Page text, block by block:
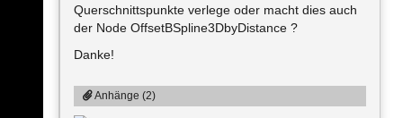
Querschnittspunkte verlege oder macht dies auch
der Node OffsetBSpline3DbyDistance ?
Danke!
Anhänge (2)